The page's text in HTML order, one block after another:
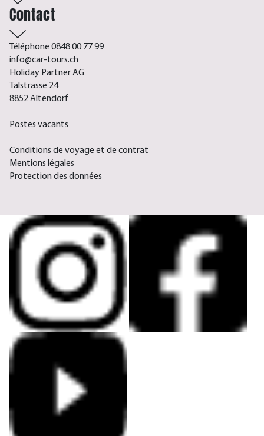
Contact
Téléphone 0848 00 77 99
info@car-tours.ch
Holiday Partner AG
Talstrasse 24
8852 Altendorf
Postes vacants
Conditions de voyage et de contrat
Mentions légales
Protection des données